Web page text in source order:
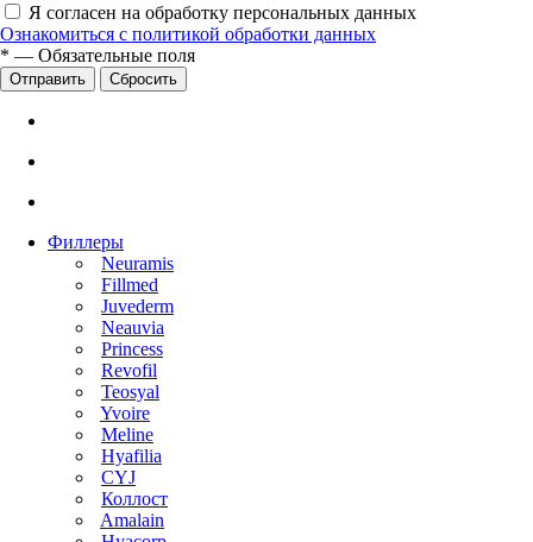
Я согласен на обработку персональных данных
Ознакомиться с политикой обработки данных
* — Обязательные поля
Сбросить
Филлеры
Neuramis
Fillmed
Juvederm
Neauvia
Princess
Revofil
Teosyal
Yvoire
Meline
Hyafilia
CYJ
Коллост
Amalain